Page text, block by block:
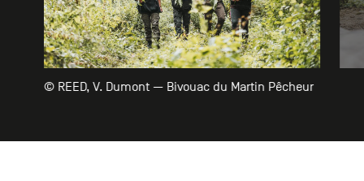
© REED, V. Dumont — Bivouac du Martin Pêcheur